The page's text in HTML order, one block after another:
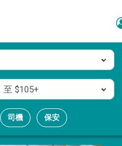
至 $105+
司機 保安